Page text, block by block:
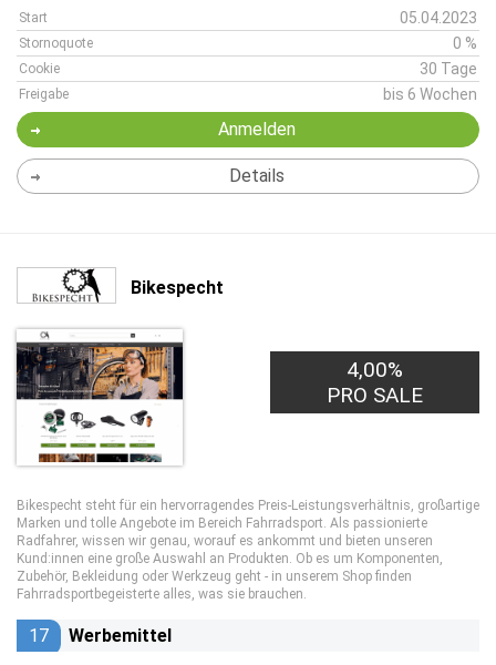
Start 05.04.2023
Stornoquote 0 %
Cookie 30 Tage
Freigabe bis 6 Wochen
Anmelden
Details
Bikespecht
4,00%
PRO SALE
Bikespecht steht für ein hervorragendes Preis-Leistungsverhältnis, großartige
Marken und tolle Angebote im Bereich Fahrradsport. Als passionierte
Radfahrer, wissen wir genau, worauf es ankommt und bieten unseren
Kund:innen eine große Auswahl an Produkten. Ob es um Komponenten,
Zubehör, Bekleidung oder Werkzeug geht - in unserem Shop finden
Fahrradsportbegeisterte alles, was sie brauchen.
17 Werbemittel